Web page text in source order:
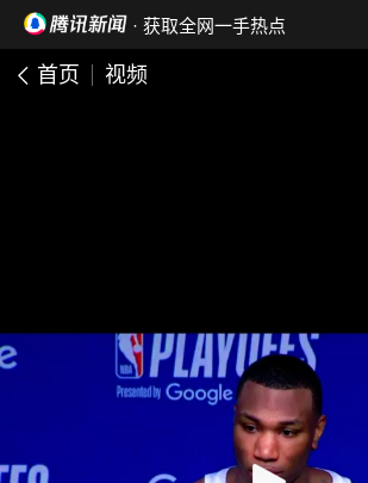
· 获取全网一手热点
首页 视频